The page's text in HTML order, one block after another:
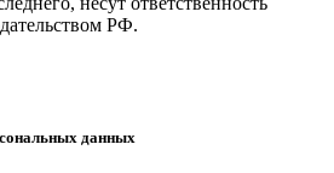
РФ.
данных